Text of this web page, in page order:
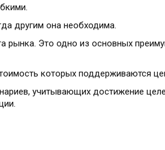
другим она необходима.
рынка. Это одно из основных
которых поддерживаются
учитывающих достижение